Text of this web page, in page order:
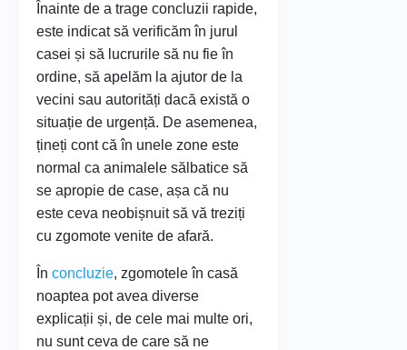
Înainte de a trage concluzii rapide,
este indicat să verificăm în jurul
casei și să lucrurile să nu fie în
ordine, să apelăm la ajutor de la
vecini sau autorități dacă există o
situație de urgență. De asemenea,
țineți cont că în unele zone este
normal ca animalele sălbatice să
se apropie de case, așa că nu
este ceva neobișnuit să vă treziți
cu zgomote venite de afară.
În concluzie, zgomotele în casă
noaptea pot avea diverse
explicații și, de cele mai multe ori,
nu sunt ceva de care să ne